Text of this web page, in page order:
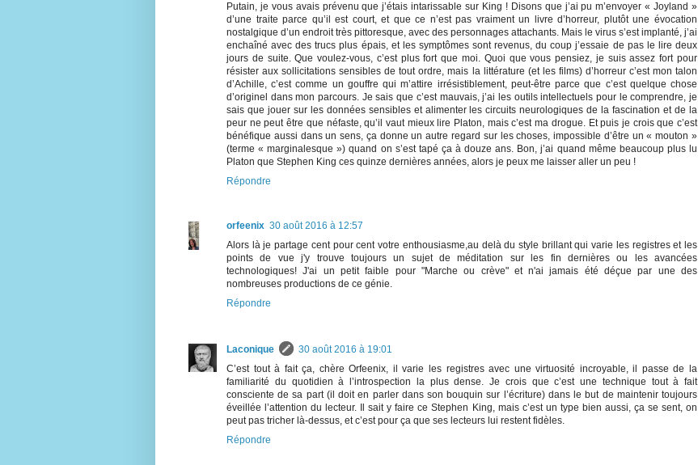
Putain, je vous avais prévenu que j’étais intarissable sur King ! Disons que j’ai pu m’envoyer « Joyland »
d’une traite parce qu’il est court, et que ce n’est pas vraiment un livre d’horreur, plutôt une évocation
nostalgique d’un endroit très pittoresque, avec des personnages attachants. Mais le virus s’est implanté, j’ai
enchaîné avec des trucs plus épais, et les symptômes sont revenus, du coup j’essaie de pas le lire deux
jours de suite. Que voulez-vous, c’est plus fort que moi. Quoi que vous pensiez, je suis assez fort pour
résister aux sollicitations sensibles de tout ordre, mais la littérature (et les films) d’horreur c’est mon talon
d’Achille, c’est comme un gouffre qui m’attire irrésistiblement, peut-être parce que c’est quelque chose
d’originel dans mon parcours. Je sais que c’est mauvais, j’ai les outils intellectuels pour le comprendre, je
sais que jouer sur les données sensibles et alimenter les circuits neurologiques de la fascination et de la
peur ne peut être que néfaste, qu’il vaut mieux lire Platon, mais c’est ma drogue. Et puis je crois que c’est
bénéfique aussi dans un sens, ça donne un autre regard sur les choses, impossible d’être un « mouton »
(terme « marginalesque ») quand on s’est tapé ça à douze ans. Bon, j’ai quand même beaucoup plus lu
Platon que Stephen King ces quinze dernières années, alors je peux me laisser aller un peu !
Répondre
orfeenix 30 août 2016 à 12:57
Alors là je partage cent pour cent votre enthousiasme,au delà du style brillant qui varie les registres et les
points de vue j'y trouve toujours un sujet de méditation sur les fin dernières ou les avancées
technologiques! J'ai un petit faible pour "Marche ou crève" et n'ai jamais été déçue par une des
nombreuses productions de ce génie.
Répondre
Laconique
30 août 2016 à 19:01
C’est tout à fait ça, chère Orfeenix, il varie les registres avec une virtuosité incroyable, il passe de la
familiarité du quotidien à l’introspection la plus dense. Je crois que c’est une technique tout à fait
consciente de sa part (il doit en parler dans son bouquin sur l’écriture) dans le but de maintenir toujours
éveillée l’attention du lecteur. Il sait y faire ce Stephen King, mais c’est un type bien aussi, ça se sent, on
peut pas tricher là-dessus, et c’est pour ça que ses lecteurs lui restent fidèles.
Répondre